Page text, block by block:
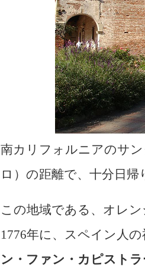
南カリフォルニアのサン
ロ）の距離で、十分日
この地域である、オレ
1776年に、スペイン人の
ン・ファン・カピスト